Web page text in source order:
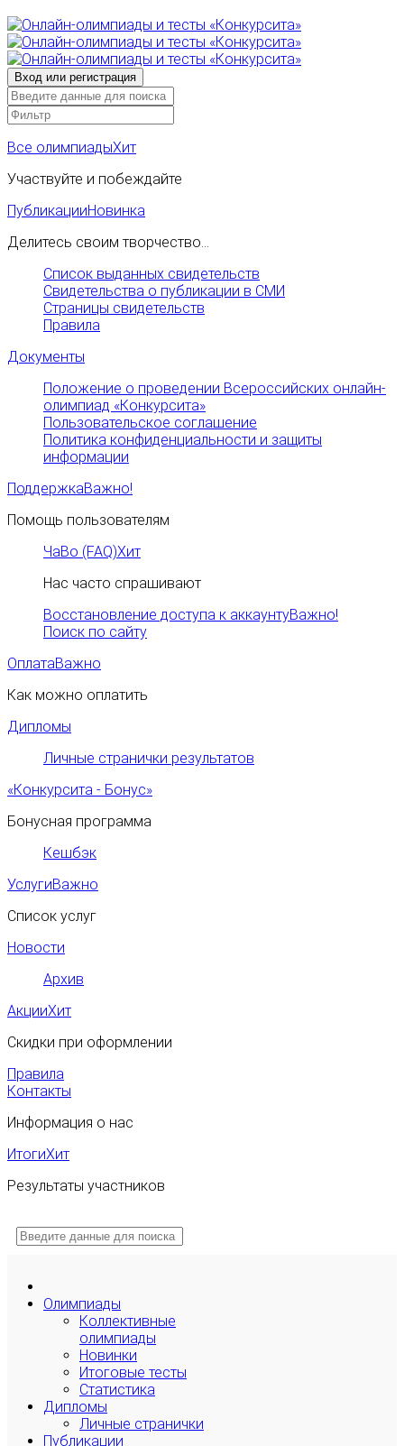
Все олимпиадыХит
Участвуйте и побеждайте
ПубликацииНовинка
Делитесь своим творчество...
Список выданных свидетельств
Свидетельства о публикации в СМИ
Страницы свидетельств
Правила
Документы
Положение о проведении Всероссийских онлайн-
олимпиад «Конкурсита»
Пользовательское соглашение
Политика конфиденциальности и защиты
информации
ПоддержкаВажно!
Помощь пользователям
ЧаВо (FAQ)Хит
Нас часто спрашивают
Восстановление доступа к аккаунтуВажно!
Поиск по сайту
ОплатаВажно
Как можно оплатить
Дипломы
Личные странички результатов
«Конкурсита - Бонус»
Бонусная программа
Кешбэк
УслугиВажно
Список услуг
Новости
Архив
АкцииХит
Скидки при оформлении
Правила
Контакты
Информация о нас
ИтогиХит
Результаты участников
Олимпиады
Коллективные
олимпиады
Новинки
Итоговые тесты
Статистика
Дипломы
Личные странички
Публикации